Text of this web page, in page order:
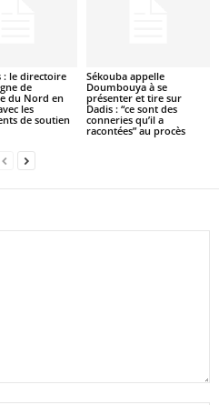
: le directoire
de
du Nord en
les
de soutien
Sékouba appelle
Doumbouya à se
présenter et tire sur
Dadis : “ce sont des
conneries qu’il a
racontées” au procès